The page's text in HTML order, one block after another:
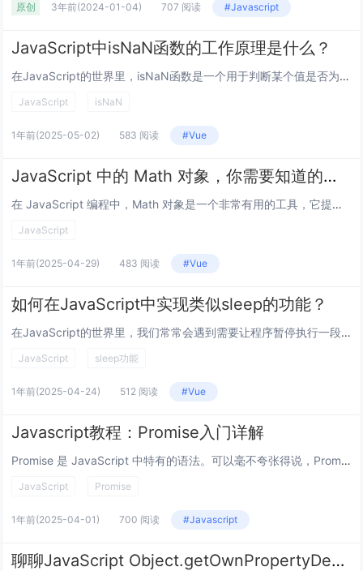
原创 3年前(2024-01-04) 707 阅读 #Javascript
JavaScript中isNaN函数的工作原理是什么？
在JavaScript的世界里，isNaN函数是一个用于判断某个值是否为“非数字”的工具,它的工作原理可以从以下几个方面来理解。 从基本概念说起。isNaN函数接收一个参数，然后会尝试将这个参数转换为数字类型，如果转换后的结果不是一个有效...
JavaScript isNaN
1年前(2025-05-02) 583 阅读 #Vue
JavaScript 中的 Math 对象，你需要知道的一切
在 JavaScript 编程中，Math 对象是一个非常有用的工具，它提供了一系列用于执行数学运算的方法和常量，无论是进行基本的算术运算，还是处理复杂的数学函数，Math 对象都能派上用场，本文将以问答的形式，详细介绍 Math 对象的各...
JavaScript
1年前(2025-04-29) 483 阅读 #Vue
如何在JavaScript中实现类似sleep的功能？
在JavaScript的世界里，我们常常会遇到需要让程序暂停执行一段时间的情况，就像其他编程语言中的sleep函数那样，但实际上，JavaScript并没有内置一个直接叫sleep的函数来实现这个简单又常用的功能，不过别担心,下面我们就来详...
JavaScript sleep功能
1年前(2025-04-24) 512 阅读 #Vue
Javascript教程：Promise入门详解
Promise 是 JavaScript 中特有的语法。可以毫不夸张得说，Promise 是ES6中最重要的语法，没有之一。初学者可能对 Promise 的概念有些陌生，但是不用担心。大多数情况下，使用 Promise 的语法是比较固定的。...
JavaScript Promise
1年前(2025-04-01) 700 阅读 #Javascript
聊聊JavaScript Object.getOwnPropertyDescriptor() 方法